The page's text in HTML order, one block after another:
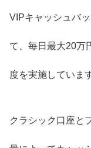
VIPキャッシュバ
て、毎日最大20万
度を実施していま
クラシック口座と